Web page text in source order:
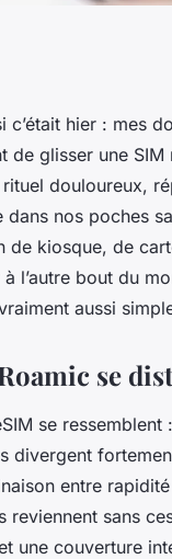
c’était hier : mes
de glisser une
douloureux,
dans nos poches
de kiosque, de
l’autre bout du
aussi
se
se
divergent
entre
sans
une couverture